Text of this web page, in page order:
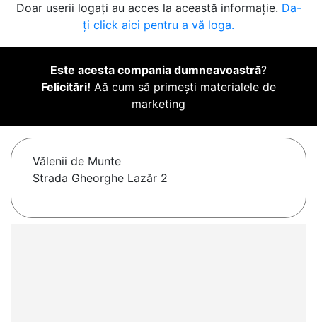
Doar userii logați au acces la această informație. Da-
ți click aici pentru a vă loga.
Este acesta compania dumneavoastră?
Felicitări! Aă cum să primești materialele de
marketing
Vălenii de Munte
Strada Gheorghe Lazăr 2